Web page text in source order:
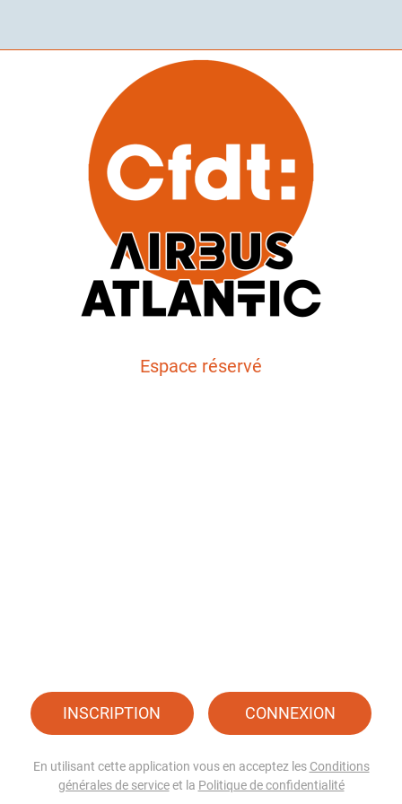
Espace réservé
INSCRIPTION CONNEXION
En utilisant cette application vous en acceptez les Conditions
générales de serviceet la Politique de confidentialité